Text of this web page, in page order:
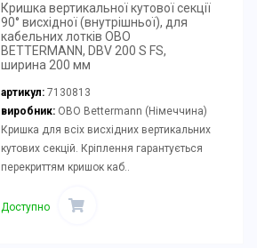
Кришка вертикальної кутової секції
90° висхідної (внутрішньої), для
кабельних лотків OBO
BETTERMANN, DBV 200 S FS,
ширина 200 мм
артикул: 7130813
виробник:OBO Bettermann (Німеччина)
Кришка для всіх висхідних вертикальних
кутових секцій. Кріплення гарантується
перекриттям кришок каб..
Доступно